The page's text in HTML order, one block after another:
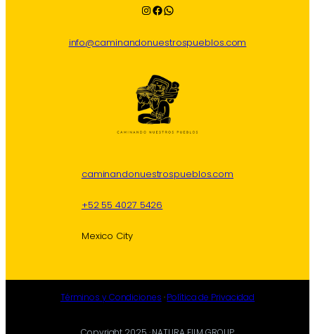
InstagramFacebook WhatsApp
info@caminandonuestrospueblos.com
caminandonuestrospueblos.com
+52 55 4027 5426
Mexico City
Términos y Condiciones ·Política de Privacidad